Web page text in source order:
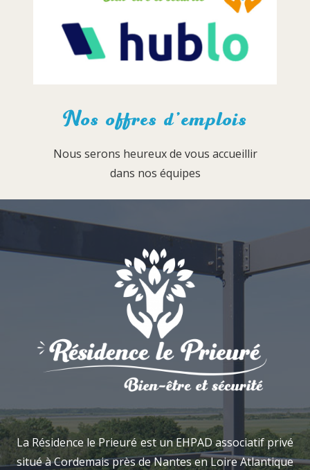
Nos offres d’emplois
Nous serons heureux de vous accueillir
dans nos équipes
La Résidence le Prieuré est un EHPAD associatif privé
situé à Cordemais près de Nantes en Loire Atlantique